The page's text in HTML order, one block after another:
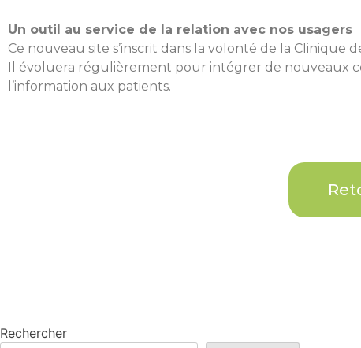
Un outil au service de la relation avec nos usagers
Ce nouveau site s’inscrit dans la volonté de la
Il évoluera régulièrement pour intégrer de nouveaux
l’information aux patients.
Rechercher